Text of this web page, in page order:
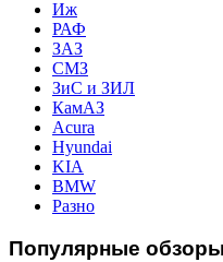
Иж
РАФ
ЗАЗ
СМЗ
ЗиС и ЗИЛ
КамАЗ
Acura
Hyundai
KIA
BMW
Разно
Популярные обзоры